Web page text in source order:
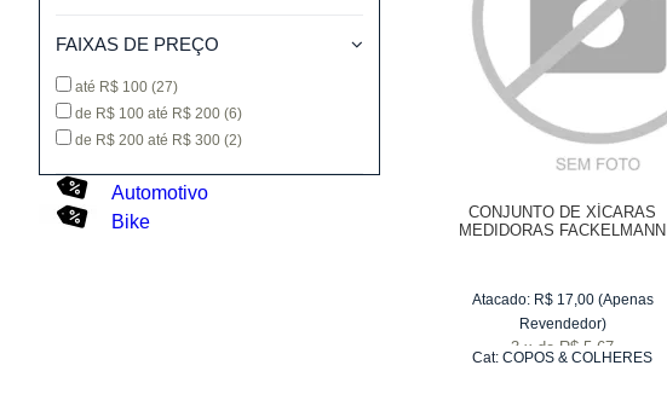
FAIXAS DE PREÇO
até R$ 100 (27)
de R$ 100 até R$ 200 (6)
de R$ 200 até R$ 300 (2)
Automotivo
Bike
CONJUNTO DE XÍCARAS
MEDIDORAS FACKELMANN
Atacado: R$ 17,00 (Apenas
Revendedor)
3 x de R$ 5,67
Cat:COPOS & COLHERES